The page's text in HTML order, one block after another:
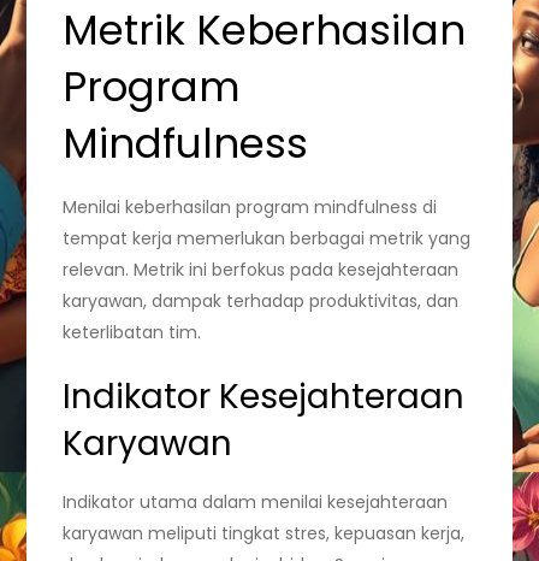
Metrik Keberhasilan
Program
Mindfulness
Menilai keberhasilan program mindfulness di
tempat kerja memerlukan berbagai metrik yang
relevan. Metrik ini berfokus pada kesejahteraan
karyawan, dampak terhadap produktivitas, dan
keterlibatan tim.
Indikator Kesejahteraan
Karyawan
Indikator utama dalam menilai kesejahteraan
karyawan meliputi tingkat stres, kepuasan kerja,